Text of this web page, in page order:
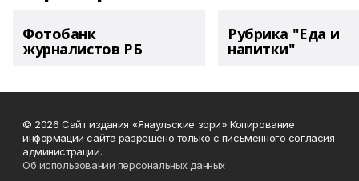
Фотобанк
журналистов РБ
Рубрика "Еда и
напитки"
© 2026 Сайт издания «Янаульские зори» Копирование
информации сайта разрешено только с письменного согласия
администрации.
Об использовании персональных данных